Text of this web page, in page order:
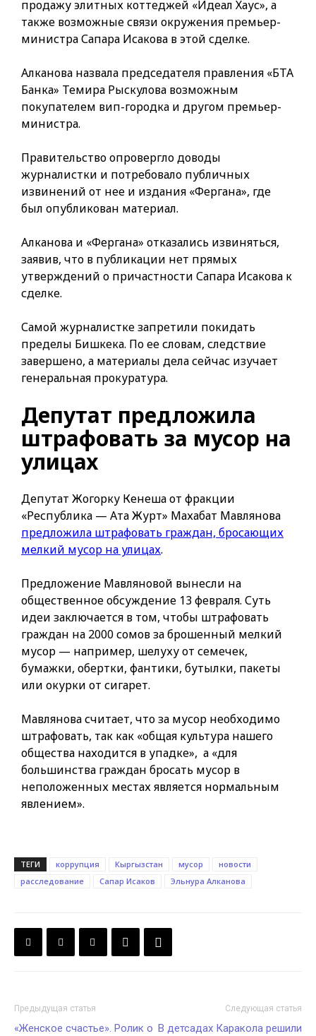
продажу элитных коттеджей «Идеал Хаус», а
также возможные связи окружения премьер-
министра Сапара Исакова в этой сделке.
Алканова назвала председателя правления «БТА
Банка» Темира Рыскулова возможным
покупателем вип-городка и другом премьер-
министра.
Правительство опровергло доводы
журналистки и потребовало публичных
извинений от нее и издания «Фергана», где
был опубликован материал.
Алканова и «Фергана» отказались извиняться,
заявив, что в публикации нет прямых
утверждений о причастности Сапара Исакова к
сделке.
Самой журналистке запретили покидать
пределы Бишкека. По ее словам, следствие
завершено, а материалы дела сейчас изучает
генеральная прокуратура.
Депутат предложила
штрафовать за мусор на
улицах
Депутат Жогорку Кенеша от фракции
«Республика — Ата Журт» Махабат Мавлянова
предложила штрафовать граждан, бросающих
мелкий мусор на улицах.
Предложение Мавляновой вынесли на
общественное обсуждение 13 февраля. Суть
идеи заключается в том, чтобы штрафовать
граждан на 2000 сомов за брошенный мелкий
мусор — например, шелуху от семечек,
бумажки, обертки, фантики, бутылки, пакеты
или окурки от сигарет.
Мавлянова считает, что за мусор необходимо
штрафовать, так как «общая культура нашего
общества находится в упадке», а «для
большинства граждан бросать мусор в
неположенных местах является нормальным
явлением».
ТЕГИ коррупция Кыргызстан мусор
новости
расследование
Сапар Исаков Эльнура Алканова
Предыдущая статья
«Женское счастье». Ролик о
Следующая статья
В детсадах Каракола решили